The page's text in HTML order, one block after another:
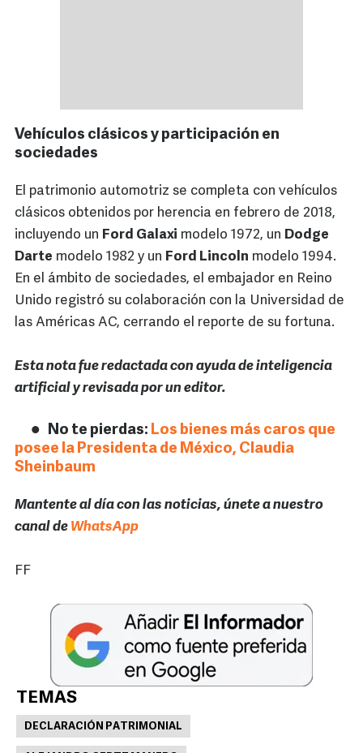
Vehículos clásicos y participación en
sociedades
El patrimonio automotriz se completa con vehículos
clásicos obtenidos por herencia en febrero de 2018,
incluyendo un Ford Galaxi modelo 1972, un Dodge
Darte modelo 1982 y un Ford Lincoln modelo 1994.
En el ámbito de sociedades, el embajador en Reino
Unido registró su colaboración con la Universidad de
las Américas AC, cerrando el reporte de su fortuna.
Esta nota fue redactada con ayuda de inteligencia
artificial y revisada por un editor.
No te pierdas: Los bienes más caros que
posee la Presidenta de México, Claudia
Sheinbaum
Mantente al día con las noticias, únete a nuestro
canal de WhatsApp
FF
TEMAS
DECLARACIÓN PATRIMONIAL